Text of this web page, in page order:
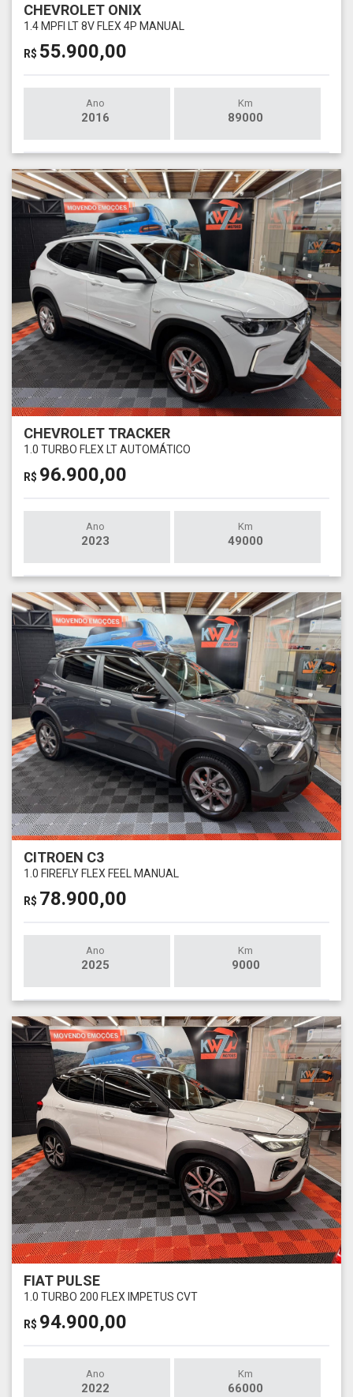
CHEVROLET ONIX
1.4 MPFI LT 8V FLEX 4P MANUAL
R$ 55.900,00
Ano
2016
Km
89000
CHEVROLET TRACKER
1.0 TURBO FLEX LT AUTOMÁTICO
R$ 96.900,00
Ano
2023
Km
49000
CITROEN C3
1.0 FIREFLY FLEX FEEL MANUAL
R$ 78.900,00
Ano
2025
Km
9000
FIAT PULSE
1.0 TURBO 200 FLEX IMPETUS CVT
R$ 94.900,00
Ano
2022
Km
66000